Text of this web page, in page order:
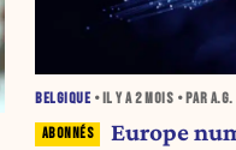
BELGIQUE • IL Y A2 MOIS • PAR A.G.
Europe